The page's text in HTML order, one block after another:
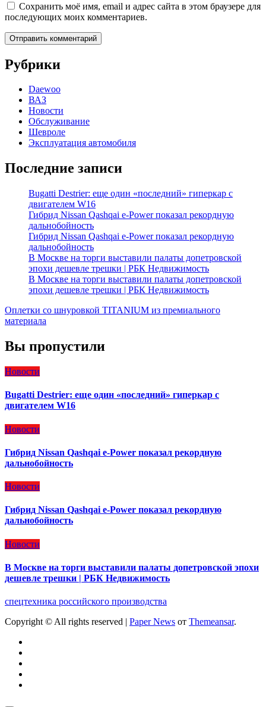
Сохранить моё имя, email и адрес сайта в этом браузере для
последующих моих комментариев.
Рубрики
Daewoo
ВАЗ
Новости
Обслуживание
Шевроле
Эксплуатация автомобиля
Последние записи
Bugatti Destrier: еще один «последний» гиперкар с
двигателем W16
Гибрид Nissan Qashqai e-Power показал рекордную
дальнобойность
Гибрид Nissan Qashqai e-Power показал рекордную
дальнобойность
В Москве на торги выставили палаты допетровской
эпохи дешевле трешки | РБК Недвижимость
В Москве на торги выставили палаты допетровской
эпохи дешевле трешки | РБК Недвижимость
Оплетки со шнуровкой TITANIUM из премиального
материала
Вы пропустили
Новости
Bugatti Destrier: еще один «последний» гиперкар с
двигателем W16
Новости
Гибрид Nissan Qashqai e-Power показал рекордную
дальнобойность
Новости
Гибрид Nissan Qashqai e-Power показал рекордную
дальнобойность
Новости
В Москве на торги выставили палаты допетровской эпохи
дешевле трешки | РБК Недвижимость
спецтехника российского производства
Copyright © All rights reserved | Paper News от Themeansar.